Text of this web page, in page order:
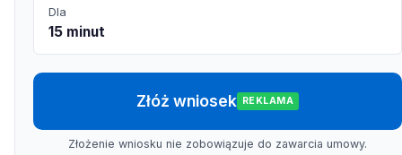
Dla
15 minut
Złóż wniosek REKLAMA
Złożenie wniosku nie zobowiązuje do zawarcia umowy.